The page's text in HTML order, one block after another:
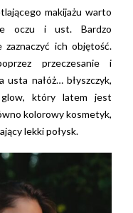
makijażu warto
oczu i ust. Bardzo
ich objętość.
przeczesanie i
nałóż… błyszczyk,
który latem jest
kolorowy kosmetyk,
lekki połysk.